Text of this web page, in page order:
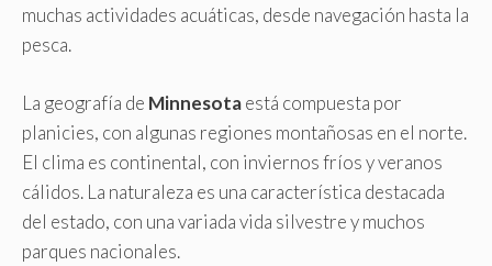
muchas actividades acuáticas, desde navegación hasta la
pesca.
La geografía de Minnesotaestá compuesta por
planicies, con algunas regiones montañosas en el norte.
El clima es continental, con inviernos fríos y veranos
cálidos. La naturaleza es una característica destacada
del estado, con una variada vida silvestre y muchos
parques nacionales.